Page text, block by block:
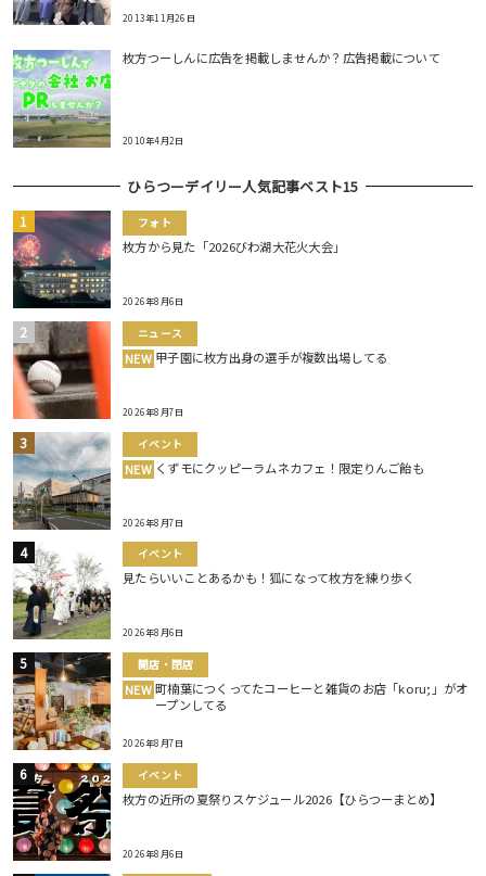
2013年11月26日
枚方つーしんに広告を掲載しませんか？広告掲載について
2010年4月2日
ひらつーデイリー人気記事ベスト15
フォト
枚方から見た「2026びわ湖大花火大会」
2026年8月6日
ニュース
NEW 甲子園に枚方出身の選手が複数出場してる
2026年8月7日
イベント
NEW くずモにクッピーラムネカフェ！限定りんご飴も
2026年8月7日
イベント
見たらいいことあるかも！狐になって枚方を練り歩く
2026年8月6日
開店・閉店
NEW 町楠葉につくってたコーヒーと雑貨のお店「koru;」がオ
ープンしてる
2026年8月7日
イベント
枚方の近所の夏祭りスケジュール2026【ひらつーまとめ】
2026年8月6日